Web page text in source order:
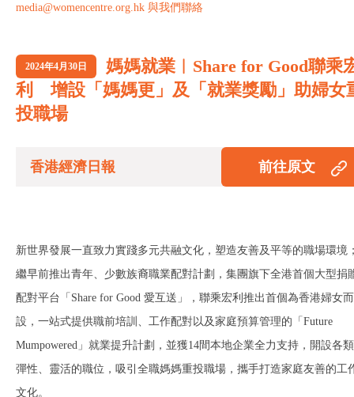
media@womencentre.org.hk 與我們聯絡
2024年4月30日
媽媽就業︱Share for Good聯乘
利 增設「媽媽更」及「就業獎勵」助婦女
投職場
香港經濟日報 前往原文
新世界發展一直致力實踐多元共融文化，塑造友善及平等的職場環境
繼早前推出青年、少數族裔職業配對計劃，集團旗下全港首個大型捐
配對平台「Share for Good 愛互送」，聯乘宏利推出首個為香港婦女而
設，一站式提供職前培訓、工作配對以及家庭預算管理的「Future
Mumpowered」就業提升計劃，並獲14間本地企業全力支持，開設各類
彈性、靈活的職位，吸引全職媽媽重投職場，攜手打造家庭友善的工
文化。